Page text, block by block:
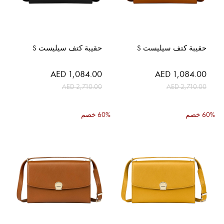
حقيبة كتف سيليست S
السعر
الخاص
AED 1,084.00
AED 2,710.00
حقيبة كتف سيليست S
السعر
الخاص
AED 1,084.00
AED 2,710.00
60% خصم 60% خصم